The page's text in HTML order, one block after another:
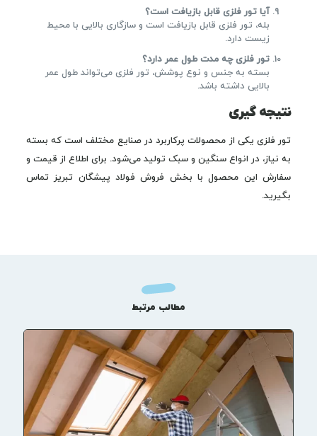
آیا تور فلزی قابل بازیافت است؟
بله، تور فلزی قابل بازیافت است و سازگاری بالایی با محیط
زیست دارد.
تور فلزی چه مدت طول عمر دارد؟
بسته به جنس و نوع پوشش، تور فلزی می‌تواند طول عمر
بالایی داشته باشد.
نتیجه گیری
تور فلزی یکی از محصولات پرکاربرد در صنایع مختلف است که بسته
به نیاز، در انواع سنگین و سبک تولید می‌شود. برای اطلاع از قیمت و
سفارش این محصول با بخش فروش فولاد پیشگان تبریز تماس
بگیرید.
مطالب مرتبط